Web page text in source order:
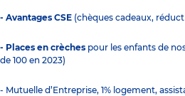
- Avantages CSE (chèques cadeaux,
- Places en crèches pour les enfants de
de 100 en 2023)
- Mutuelle d’Entreprise, 1% logement,